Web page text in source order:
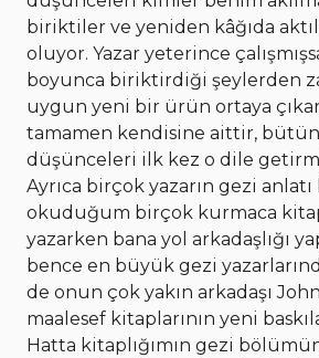
biriktiler ve yeniden kâğıda
oluyor. Yazar yeterince
boyunca biriktirdiği şeylerden
uygun yeni bir ürün ortaya
tamamen kendisine aittir,
düşünceleri ilk kez o dile
Ayrıca birçok yazarın gezi anlatı
okuduğum birçok kurmaca
yazarken bana yol arkadaşlığı
bence en büyük gezi
de onun çok yakın arkadaşı John
maalesef kitaplarının yeni
Hatta kitaplığımın gezi